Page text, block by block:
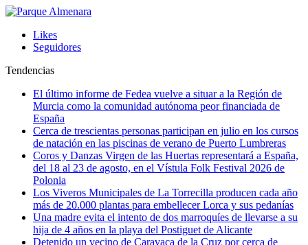
Likes
Seguidores
Tendencias
El último informe de Fedea vuelve a situar a la Región de
Murcia como la comunidad autónoma peor financiada de
España
Cerca de trescientas personas participan en julio en los cursos
de natación en las piscinas de verano de Puerto Lumbreras
Coros y Danzas Virgen de las Huertas representará a España,
del 18 al 23 de agosto, en el Vístula Folk Festival 2026 de
Polonia
Los Viveros Municipales de La Torrecilla producen cada año
más de 20.000 plantas para embellecer Lorca y sus pedanías
Una madre evita el intento de dos marroquíes de llevarse a su
hija de 4 años en la playa del Postiguet de Alicante
Detenido un vecino de Caravaca de la Cruz por cerca de